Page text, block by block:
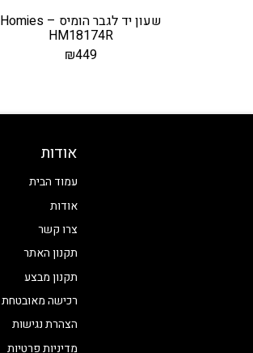
שעון יד לגבר הומיס – Homies
HM18174R
₪449
אודות
עמוד הבית
אודות
צרו קשר
תקנון האתר
תקנון מבצע
רכישה מאובטחת
הצהרת נגישות
מדיניות פרטיות